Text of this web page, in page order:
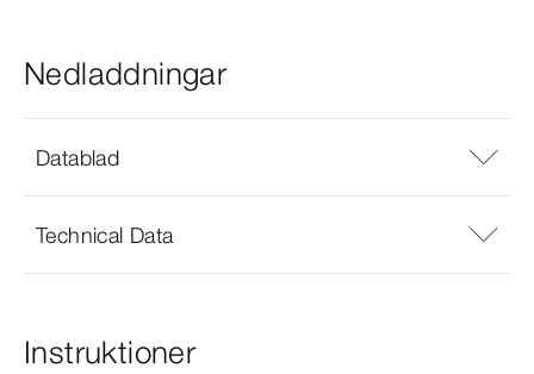
Nedladdningar
Datablad
Technical Data
Instruktioner